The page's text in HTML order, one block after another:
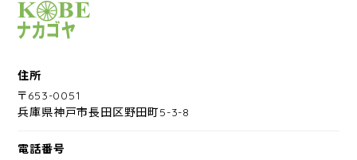
サイクルショップナカゴヤ
住所
〒653-0051
兵庫県神戸市長田区野田町5-3-8
電話番号